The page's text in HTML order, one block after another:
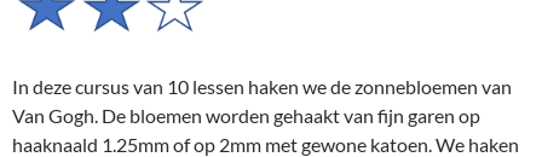
In deze cursus van 10 lessen haken we de zonnebloemen van
Van Gogh. De bloemen worden gehaakt van fijn garen op
haaknaald 1.25mm of op 2mm met gewone katoen. We haken